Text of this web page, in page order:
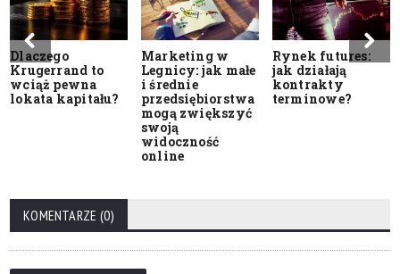
Dlaczego
Krugerrand to
wciąż pewna
lokata kapitału?
Marketing w
Legnicy: jak małe
i średnie
przedsiębiorstwa
mogą zwiększyć
swoją
widoczność
online
Rynek futures:
jak działają
kontrakty
terminowe?
KOMENTARZE (0)